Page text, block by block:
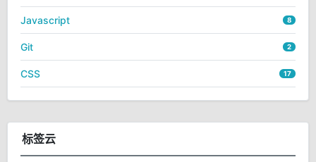
Javascript 8
Git 2
CSS 17
标签云